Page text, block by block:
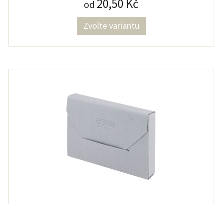
od 20,50 Kč
Zvolte variantu